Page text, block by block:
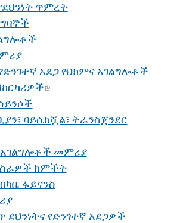
ጥምረት
አደጋ የህክምና አገልግሎቶች
ባይሴክሿል፣ ትራንስጀንደር
መምሪያ
ስራዎች ክምችት
ፋይናንስ
ደህንነትና የድንገተኛ አደጋዎች